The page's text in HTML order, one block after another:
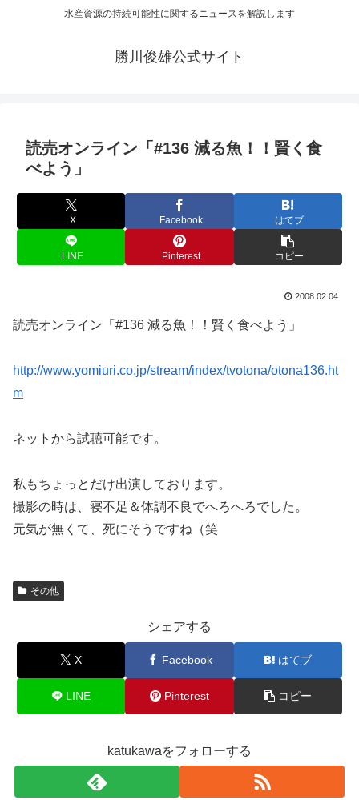
水産資源の持続可能性に関するニュースを解説します
勝川俊雄公式サイト
読売オンライン「#136 減る魚！！賢く食
べよう」
X Facebook はてブ
LINE Pinterest コピー
2008.02.04
読売オンライン「#136 減る魚！！賢く食べよう」
http://www.yomiuri.co.jp/stream/index/tvotona/otona136.ht
m
ネットから試聴可能です。
私もちょっとだけ出演しております。
撮影の時は、寝不足＆体調不良でへろへろでした。
元気が無くて、死にそうですね（笑
その他
シェアする
X Facebook はてブ
LINE Pinterest コピー
katukawaをフォローする